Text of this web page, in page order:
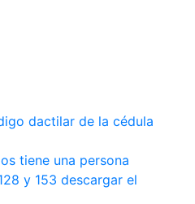
dactilar de la cédula
tiene una persona
y 153 descargar el